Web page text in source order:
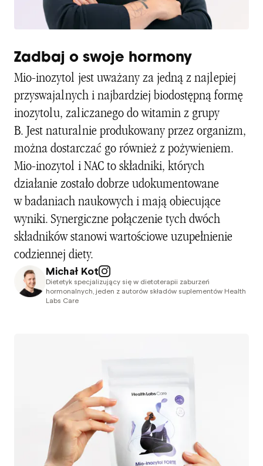
Zadbaj o swoje hormony
Mio-inozytol jest uważany za jedną z najlepiej
przyswajalnych i najbardziej biodostępną formę
inozytolu, zaliczanego do witamin z grupy
B. Jest naturalnie produkowany przez organizm,
można dostarczać go również z pożywieniem.
Mio-inozytol i NAC to składniki, których
działanie zostało dobrze udokumentowane
w badaniach naukowych i mają obiecujące
wyniki. Synergiczne połączenie tych dwóch
składników stanowi wartościowe uzupełnienie
codziennej diety.
Michał Kot
Dietetyk specjalizujący się w dietoterapii zaburzeń
hormonalnych, jeden z autorów składów suplementów Health
Labs Care